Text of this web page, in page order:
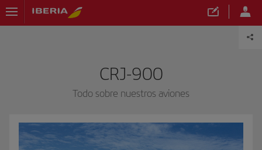
CRJ-900
Todo sobre nuestros aviones